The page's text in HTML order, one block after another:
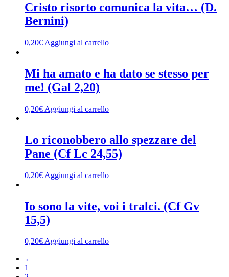
Cristo risorto comunica la vita… (D.
Bernini)
0,20€ Aggiungi al carrello
Mi ha amato e ha dato se stesso per
me! (Gal 2,20)
0,20€ Aggiungi al carrello
Lo riconobbero allo spezzare del
Pane (Cf Lc 24,55)
0,20€ Aggiungi al carrello
Io sono la vite, voi i tralci. (Cf Gv
15,5)
0,20€Aggiungi al carrello
←
1